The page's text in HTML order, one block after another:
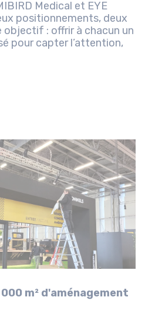
Medical et EYE
objectif : offrir à chacun un
pour capter l’attention,
000 m² d'aménagement